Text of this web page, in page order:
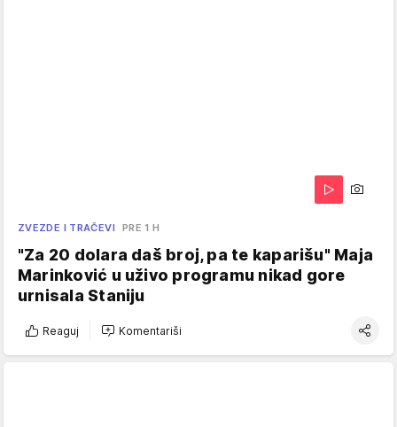
ZVEZDE I TRAČEVI PRE 1 H
"Za 20 dolara daš broj, pa te kaparišu" Maja
Marinković u uživo programu nikad gore
urnisala Staniju
Reaguj Komentariši